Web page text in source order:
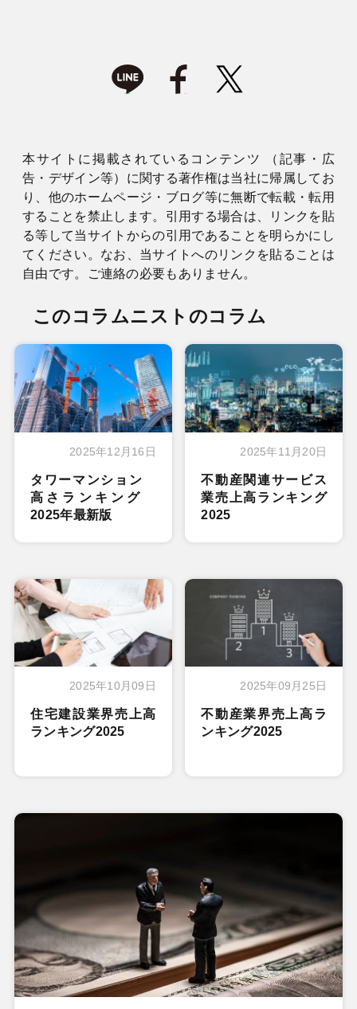
本サイトに掲載されているコンテンツ （記事・広
告・デザイン等）に関する著作権は当社に帰属してお
り、他のホームページ・ブログ等に無断で転載・転用
することを禁止します。引用する場合は、リンクを貼
る等して当サイトからの引用であることを明らかにし
てください。なお、当サイトへのリンクを貼ることは
自由です。ご連絡の必要もありません。
このコラムニストのコラム
2025年12月16日
タワーマンション
高さランキング
2025年最新版
2025年11月20日
不動産関連サービス
業売上高ランキング
2025
2025年10月09日
住宅建設業界売上高
ランキング2025
2025年09月25日
不動産業界売上高ラ
ンキング2025